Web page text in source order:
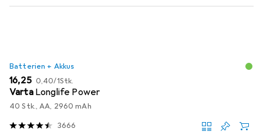
Batterien + Akkus
EUR
16,25 EUR
0,40/1Stk.
Varta Longlife Power
40 Stk., AA, 2960 mAh
3666